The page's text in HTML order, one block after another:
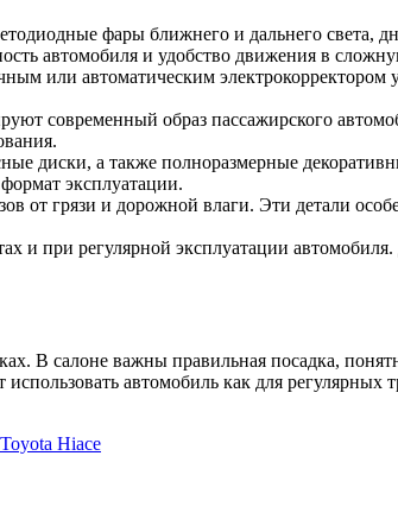
фары ближнего и дальнего света,
автомобиля и удобство движения в
или автоматическим электрокорректором
современный образ пассажирского
диски, а также полноразмерные
эксплуатации.
от грязи и дорожной влаги. Эти детали
и при регулярной эксплуатации
В салоне важны правильная посадка,
автомобиль как для регулярных